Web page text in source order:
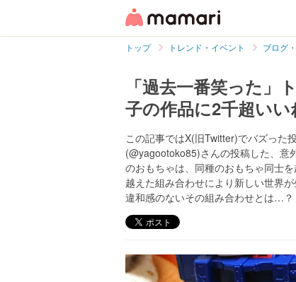
トップ トレンド・イベント ブログ
「過去一番笑った」
子の作品に2千超いい
この記事ではX(旧Twitter)でバズった
(@yagootoko85)さんの投稿した、意
のおもちゃは、同種のおもちゃ同士
越えた組み合わせにより新しい世界
違和感のないその組み合わせとは…？